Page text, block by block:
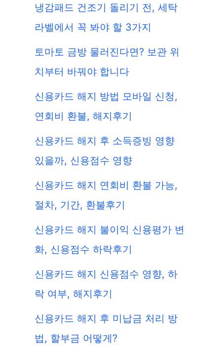
냉감패드 건조기 돌리기 전, 세탁
라벨에서 꼭 봐야 할 3가지
토마토 금방 물러진다면? 보관 위
치부터 바꿔야 합니다
신용카드 해지 방법 모바일 신청,
연회비 환불, 해지후기
신용카드 해지 후 소득증빙 영향
있을까, 신용점수 영향
신용카드 해지 연회비 환불 가능,
절차, 기간, 환불후기
신용카드 해지 불이익 신용평가 변
화, 신용점수 하락후기
신용카드 해지 신용점수 영향, 하
락 여부, 해지후기
신용카드 해지 후 미납금 처리 방
법, 할부금 어떻게?